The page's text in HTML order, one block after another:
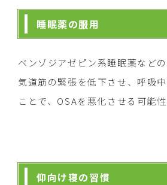
睡眠薬の服用
ベンゾジアゼピン系睡眠薬など
気道筋の緊張を低下させ、呼吸
ことで、OSAを悪化させる可能
仰向け寝の習慣